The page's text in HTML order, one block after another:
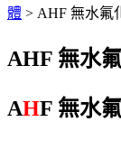
體 > AHF 無水氟
AHF 無水
AHF 無水